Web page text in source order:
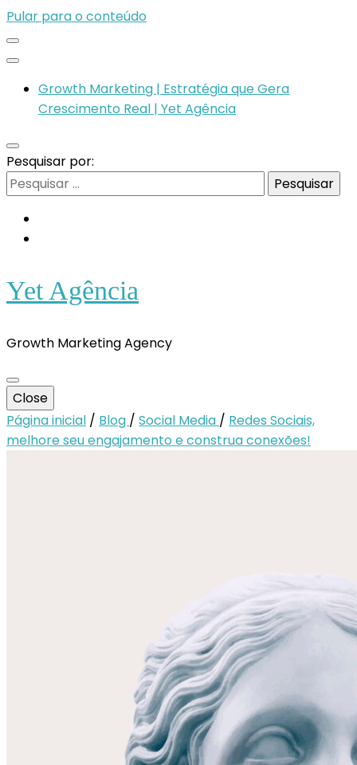
Pular para o conteúdo
Growth Marketing | Estratégia que Gera
Crescimento Real | Yet Agência
Pesquisar por:
Yet Agência
Growth Marketing Agency
Close
Página inicial / Blog / Social Media / Redes Sociais,
melhore seu engajamento e construa conexões!